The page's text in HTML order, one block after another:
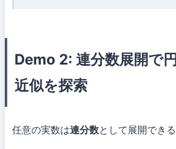
Demo 2: 連分数展開で
近似を探索
任意の実数は連分数として展開でき